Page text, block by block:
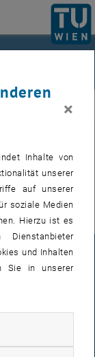
und
×
Inhalte von
unserer
auf unserer
soziale Medien
Hierzu ist es
und Inhalten
Sie in unserer
zulassen